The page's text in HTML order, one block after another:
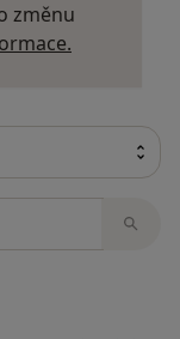
změnu